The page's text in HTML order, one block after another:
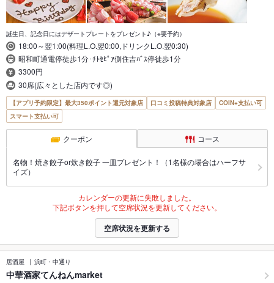
誕生日、記念日にはデザートプレートをプレゼント♪（※要予約）
18:00～翌1:00(料理L.O.翌0:00,ドリンクL.O.翌0:30)
昭和町通電停徒歩1分･ﾁﾄｾﾋﾟｱ側住吉ﾊﾞｽ停徒歩1分
3300円
30席(広々とした店内です◎)
【アプリ予約限定】最大350ポイント還元対象店 口コミ投稿特典対象店
COIN+支払い可
スマート支払い可
クーポン コース
名物！焼き餃子or炊き餃子 一皿プレゼント！（1名様の場合はハーフサ
イズ）
カレンダーの更新に失敗しました。
下記ボタンを押して空席状況を更新してください。
空席状況を更新する
居酒屋 浜町・中通り
中華酒家てんねんmarket